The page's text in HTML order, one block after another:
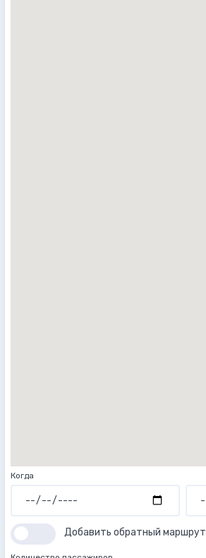
Когда
Добавить обратный маршрут